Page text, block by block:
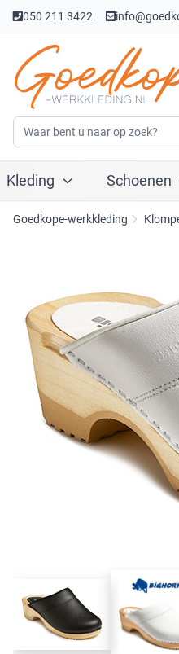
050 211 3422
Kleding Schoenen
Goedkope-werkkleding